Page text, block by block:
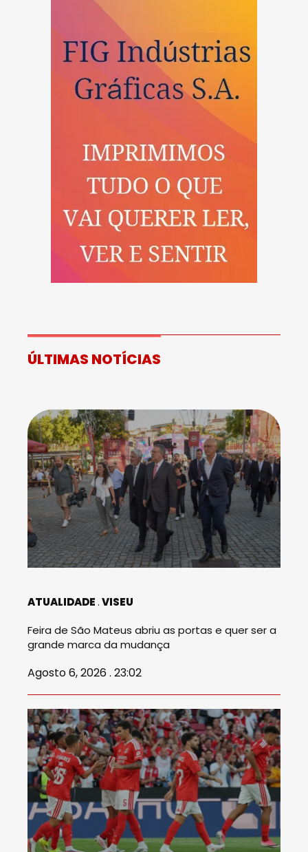
ÚLTIMAS NOTÍCIAS
ATUALIDADE VISEU
Feira de São Mateus abriu as portas e quer ser a
grande marca da mudança
Agosto 6, 2026 . 23:02